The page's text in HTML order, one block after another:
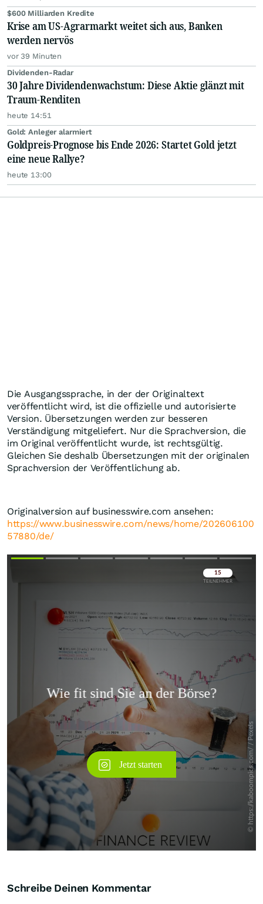
$600 Milliarden Kredite
Krise am US-Agrarmarkt weitet sich aus, Banken
werden nervös
vor 39 Minuten
Dividenden-Radar
30 Jahre Dividendenwachstum: Diese Aktie glänzt mit
Traum-Renditen
heute 14:51
Gold: Anleger alarmiert
Goldpreis-Prognose bis Ende 2026: Startet Gold jetzt
eine neue Rallye?
heute 13:00
Die Ausgangssprache, in der der Originaltext
veröffentlicht wird, ist die offizielle und autorisierte
Version. Übersetzungen werden zur besseren
Verständigung mitgeliefert. Nur die Sprachversion, die
im Original veröffentlicht wurde, ist rechtsgültig.
Gleichen Sie deshalb Übersetzungen mit der originalen
Sprachversion der Veröffentlichung ab.
Originalversion auf businesswire.com ansehen:
https://www.businesswire.com/news/home/202606100
57880/de/
Überspringen
Schreibe Deinen Kommentar